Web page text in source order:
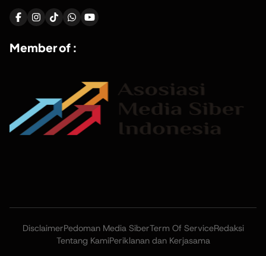
Member of :
DisclaimerPedoman Media SiberTerm Of ServiceRedaksi
Tentang KamiPeriklanan dan Kerjasama